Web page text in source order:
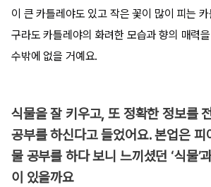
이 큰 카틀레야도 있고 작은 꽃이 많이 피는
구라도 카틀레야의 화려한 모습과 향의 매력
수밖에 없을 거예요.
식물을 잘 키우고, 또 정확한 정보를
공부를 하신다고 들었어요. 본업은 피
물 공부를 하다 보니 느끼셨던 ‘식물’
이 있을까요